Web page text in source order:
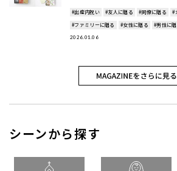
事では、202
#出産内祝い #友人に贈る #同僚に贈る
#
#ファミリーに贈る
#女性に贈る #男性に
2026.01.06
シーンから探す